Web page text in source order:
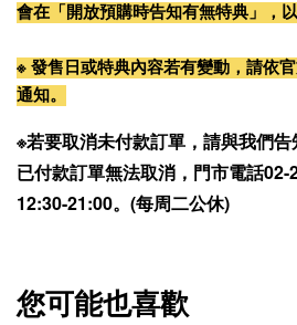
會在「開放預購時告知有無特典」，以
※ 發售日或特典內容若有變動，請依
通知。
※若要取消未付款訂單，請與我們告
已付款訂單無法取消，門市電話
12:30-21:00。(每周二公休)
您可能也喜歡